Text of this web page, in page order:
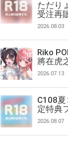
ただり
受注再
2026.08.03
Riko
將在虎
2026.07.13
C108
定特典
2026.08.07